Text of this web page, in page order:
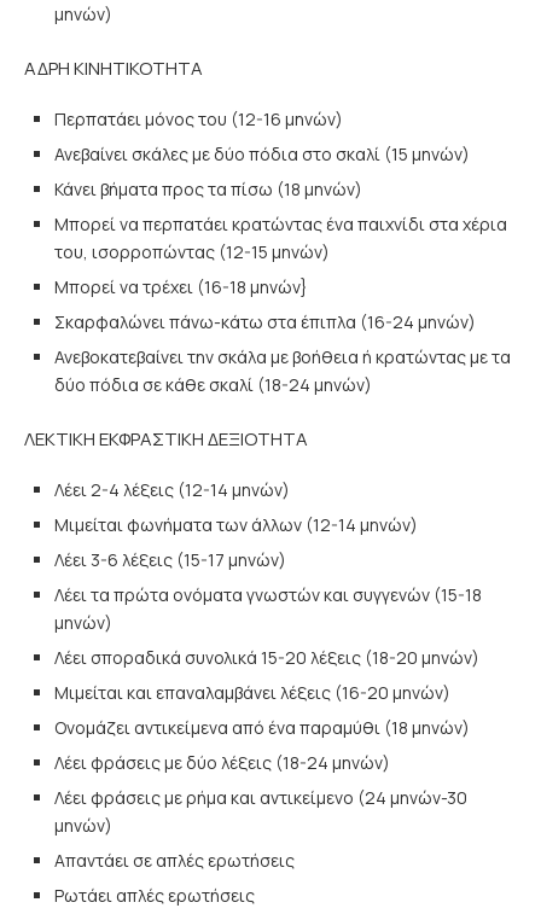
μηνών)
ΑΔΡΗ ΚΙΝΗΤΙΚΟΤΗΤΑ
Περπατάει μόνος του (12-16 μηνών)
Ανεβαίνει σκάλες με δύο πόδια στο σκαλί (15 μηνών)
Κάνει βήματα προς τα πίσω (18 μηνών)
Μπορεί να περπατάει κρατώντας ένα παιχνίδι στα χέρια
του, ισορροπώντας (12-15 μηνών)
Μπορεί να τρέχει (16-18 μηνών}
Σκαρφαλώνει πάνω-κάτω στα έπιπλα (16-24 μηνών)
Ανεβοκατεβαίνει την σκάλα με βοήθεια ή κρατώντας με τα
δύο πόδια σε κάθε σκαλί (18-24 μηνών)
ΛΕΚΤΙΚΗ ΕΚΦΡΑΣΤΙΚΗ ΔΕΞΙΟΤΗΤΑ
Λέει 2-4 λέξεις (12-14 μηνών)
Μιμείται φωνήματα των άλλων (12-14 μηνών)
Λέει 3-6 λέξεις (15-17 μηνών)
Λέει τα πρώτα ονόματα γνωστών και συγγενών (15-18
μηνών)
Λέει σποραδικά συνολικά 15-20 λέξεις (18-20 μηνών)
Μιμείται και επαναλαμβάνει λέξεις (16-20 μηνών)
Ονομάζει αντικείμενα από ένα παραμύθι (18 μηνών)
Λέει φράσεις με δύο λέξεις (18-24 μηνών)
Λέει φράσεις με ρήμα και αντικείμενο (24 μηνών-30
μηνών)
Απαντάει σε απλές ερωτήσεις
Ρωτάει απλές ερωτήσεις